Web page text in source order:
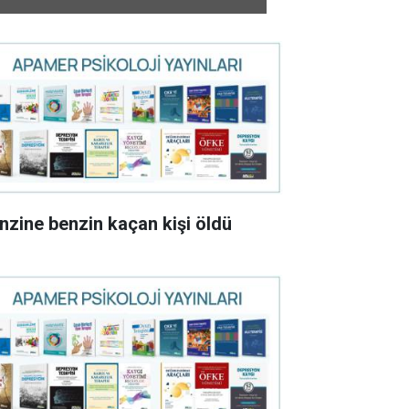
benzin kaçan kişi öldü